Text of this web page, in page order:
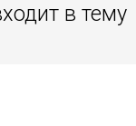
в тему